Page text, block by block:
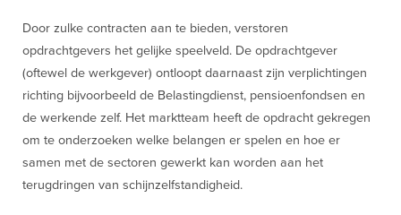
Door zulke contracten aan te bieden, verstoren
opdrachtgevers het gelijke speelveld. De opdrachtgever
(oftewel de werkgever) ontloopt daarnaast zijn verplichtingen
richting bijvoorbeeld de Belastingdienst, pensioenfondsen en
de werkende zelf. Het marktteam heeft de opdracht gekregen
om te onderzoeken welke belangen er spelen en hoe er
samen met de sectoren gewerkt kan worden aan het
terugdringen van schijnzelfstandigheid.